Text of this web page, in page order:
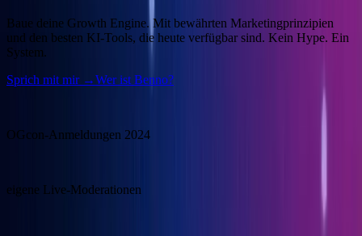
Baue deine Growth Engine.Mit bewährten Marketingprinzipien
und den besten KI-Tools, die heute verfügbar sind. Kein Hype. Ein
System.
Sprich mit mir →Wer ist Benno?
OGcon-Anmeldungen 2024
eigene Live-Moderationen